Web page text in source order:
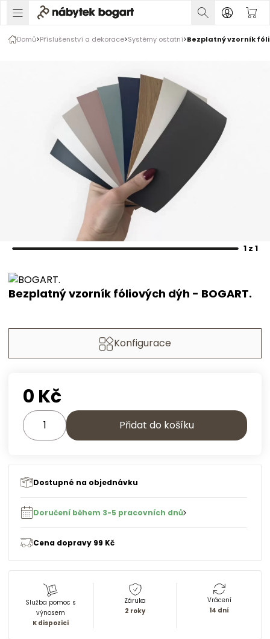
Domů Příslušenství a dekorace Systémy ostatní Bezplatný vzorník
1 z 1
Bezplatný vzorník fóliových dýh - BOGART.
Konfigurace
0 Kč
Přidat do košíku
Dostupné na objednávku
Doručení během 3-5 pracovních dnů
Cena dopravy 99 Kč
Služba pomoc s
výnosem
K dispozici
Záruka
2 roky
Vrácení
14 dní